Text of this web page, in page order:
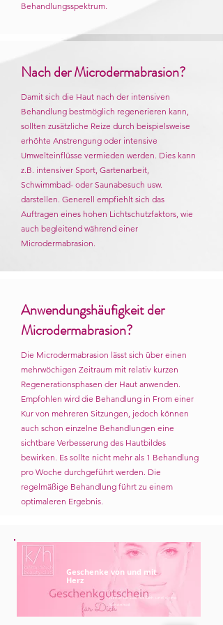
Behandlungsspektrum.
Nach der Microdermabrasion?
Damit sich die Haut nach der intensiven
Behandlung bestmöglich regenerieren kann,
sollten zusätzliche Reize durch beispielsweise
erhöhte Anstrengung oder intensive
Umwelteinflüsse vermieden werden. Dies kann
z.B. intensiver Sport, Gartenarbeit,
Schwimmbad- oder Saunabesuch usw.
darstellen. Generell empfiehlt sich das
Auftragen eines hohen Lichtschutzfaktors, wie
auch begleitend während einer
Microdermabrasion.
Anwendungshäufigkeit der
Microdermabrasion?
Die Microdermabrasion lässt sich über einen
mehrwöchigen Zeitraum mit relativ kurzen
Regenerationsphasen der Haut anwenden.
Empfohlen wird die Behandlung in From einer
Kur von mehreren Sitzungen, jedoch können
auch schon einzelne Behandlungen eine
sichtbare Verbesserung des Hautbildes
bewirken. Es sollte nicht mehr als 1 Behandlung
pro Woche durchgeführt werden. Die
regelmäßige Behandlung führt zu einem
optimaleren Ergebnis.
Nimm Dir Zeit für Dich und deine
Schönheit
Geschenke von und mit
Herz